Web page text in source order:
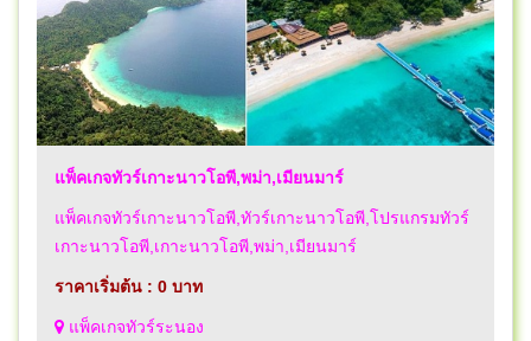
แพ็คเกจทัวร์เกาะนาวโอพี,พม่า,เมียนมาร์
แพ็คเกจทัวร์เกาะนาวโอพี,ทัวร์เกาะนาวโอพี,โปรแกรมทัวร์
เกาะนาวโอพี,เกาะนาวโอพี,พม่า,เมียนมาร์
ราคาเริ่มต้น : 0 บาท
แพ็คเกจทัวร์ระนอง